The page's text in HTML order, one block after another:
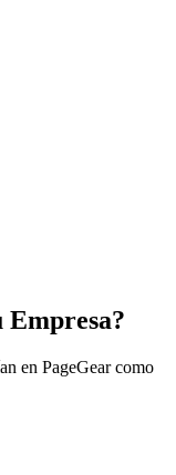
Empresa?
en PageGear como